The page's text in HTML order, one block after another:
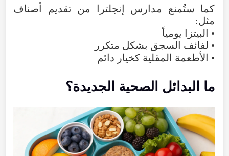
كما ستُمنع مدارس إنجلترا من تقديم أصناف
مثل:
• البيتزا يومياً
• لفائف السجق بشكل متكرر
• الأطعمة المقلية كخيار دائم
ما البدائل الصحية الجديدة؟